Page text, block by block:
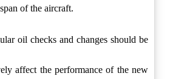
of the aircraft.
oil checks and changes should be
affect the performance of the new